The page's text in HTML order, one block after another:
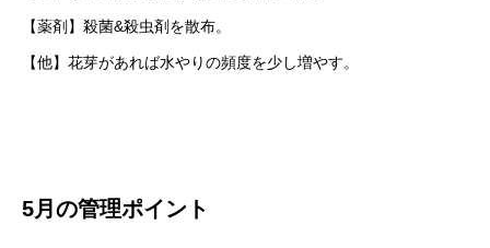
【薬剤】殺菌&殺虫剤を散布。
【他】花芽があれば水やりの頻度を少し増やす。
5月の管理ポイント